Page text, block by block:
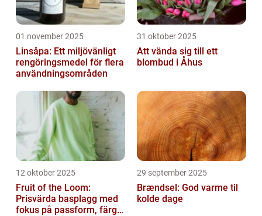
01 november 2025
Linsåpa: Ett miljövänligt
rengöringsmedel för flera
användningsområden
31 oktober 2025
Att vända sig till ett
blombud i Åhus
12 oktober 2025
Fruit of the Loom:
Prisvärda basplagg med
fokus på passform, färg
29 september 2025
Brændsel: God varme til
kolde dage